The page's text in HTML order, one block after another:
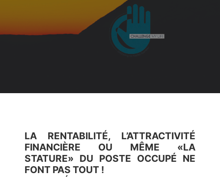
LA RENTABILITÉ, L’ATTRACTIVITÉ
FINANCIÈRE OU MÊME «LA
STATURE» DU POSTE OCCUPÉ NE
FONT PAS TOUT !